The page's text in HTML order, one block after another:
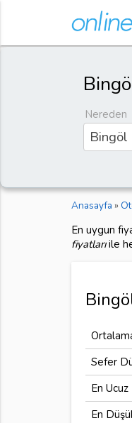
Nereden
Bingöl
Anasayfa »
En uygun
fiyatlarıile
Sefer
En
En